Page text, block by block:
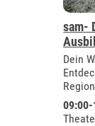
sam-
Dein
09:00-